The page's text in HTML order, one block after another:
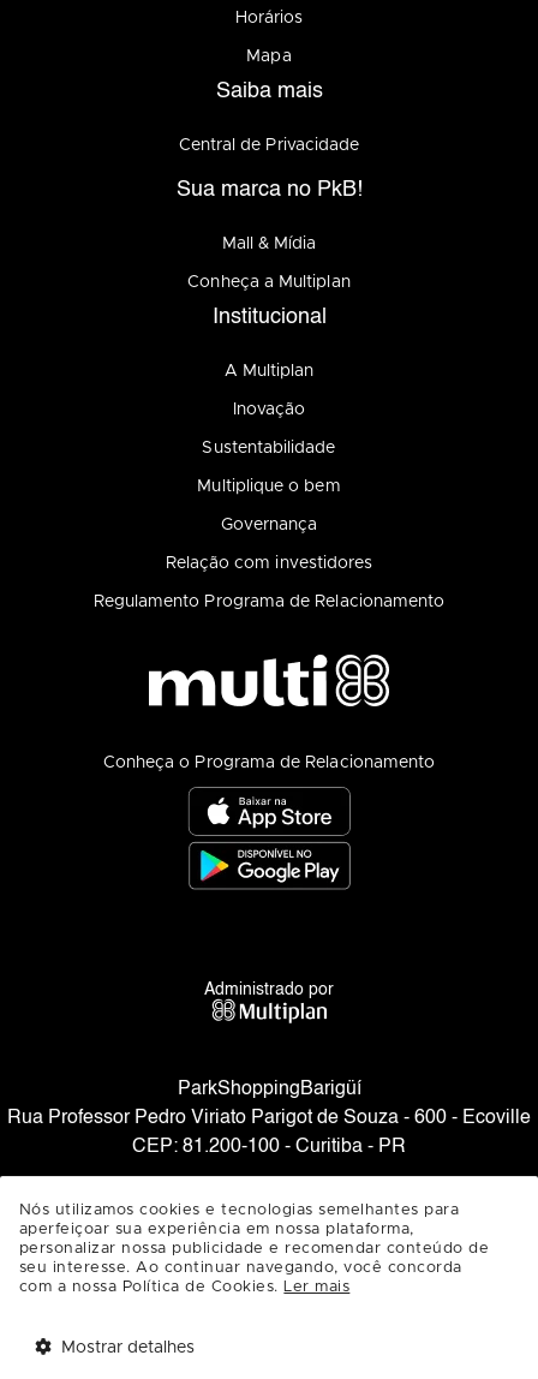
Horários
Mapa
Saiba mais
Central de Privacidade
Sua marca no PkB!
Mall & Mídia
Conheça a Multiplan
Institucional
A Multiplan
Inovação
Sustentabilidade
Multiplique o bem
Governança
Relação com investidores
Regulamento Programa de Relacionamento
Conheça o Programa de Relacionamento
Administrado por
ParkShoppingBarigüí
Rua Professor Pedro Viriato Parigot de Souza - 600 - Ecoville
CEP: 81.200-100 - Curitiba - PR
SAIBA COMO CHEGAR
Nós utilizamos cookies e tecnologias semelhantes para
aperfeiçoar sua experiência em nossa plataforma,
personalizar nossa publicidade e recomendar conteúdo de
seu interesse. Ao continuar navegando, você concorda
com a nossa Política de Cookies. Ler mais
Mostrar detalhesTem benefícios